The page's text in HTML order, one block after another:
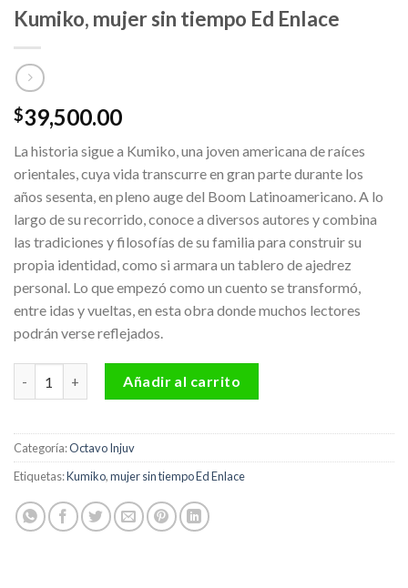
Kumiko, mujer sin tiempo Ed Enlace
$39,500.00
La historia sigue a Kumiko, una joven americana de raíces
orientales, cuya vida transcurre en gran parte durante los
años sesenta, en pleno auge del Boom Latinoamericano. A lo
largo de su recorrido, conoce a diversos autores y combina
las tradiciones y filosofías de su familia para construir su
propia identidad, como si armara un tablero de ajedrez
personal. Lo que empezó como un cuento se transformó,
entre idas y vueltas, en esta obra donde muchos lectores
podrán verse reflejados.
Añadir al carrito
Categoría:Octavo Injuv
Etiquetas:Kumiko,mujer sin tiempo Ed Enlace